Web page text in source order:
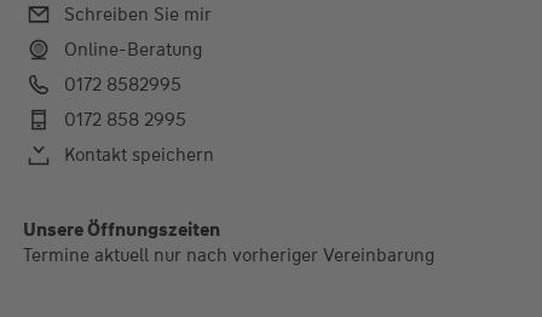
Schreiben Sie mir
Online-Beratung
0172 8582995
0172 858 2995
Kontakt speichern
Alle Öffnungszeiten
Termine aktuell nur nach vorheriger Vereinbarung
Unsere Öffnungszeiten
Termine aktuell nur nach vorheriger Vereinbarung